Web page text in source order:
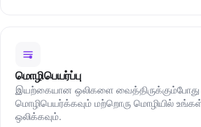
மொழிபெயர்ப்பு
இயற்கையான ஒலிகளை
மொழிபெயர்க்கவும் மற்றொரு மொழியில்
ஒலிக்கவும்.